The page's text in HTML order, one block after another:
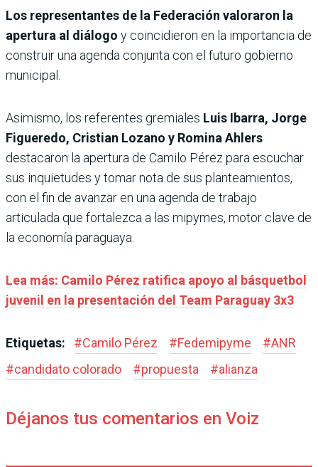
Los representantes de la Federación valoraron la
apertura al diálogo y coincidieron en la importancia de
construir una agenda conjunta con el futuro gobierno
municipal.
Asimismo, los referentes gremiales Luis Ibarra, Jorge
Figueredo, Cristian Lozano y Romina Ahlers
destacaron la apertura de Camilo Pérez para escuchar
sus inquietudes y tomar nota de sus planteamientos,
con el fin de avanzar en una agenda de trabajo
articulada que fortalezca a las mipymes, motor clave de
la economía paraguaya.
Lea más: Camilo Pérez ratifica apoyo al básquetbol
juvenil en la presentación del Team Paraguay 3x3
Etiquetas: #Camilo Pérez #Fedemipyme #ANR
#candidato colorado #propuesta #alianza
Déjanos tus comentarios en Voiz